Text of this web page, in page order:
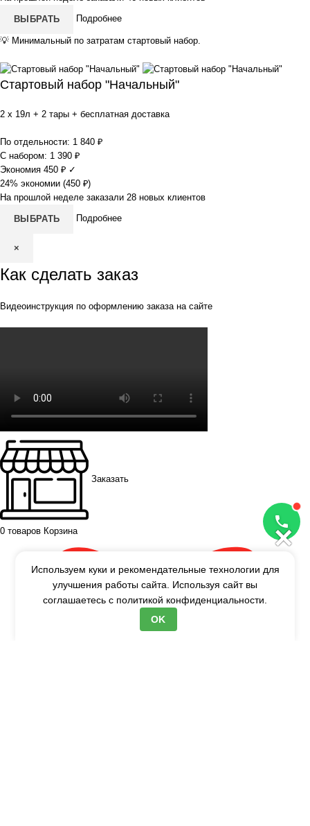
ВЫБРАТЬ Подробнее
💡 Минимальный по затратам стартовый набор.
Стартовый набор "Начальный"
2 x 19л + 2 тары + бесплатная доставка
По отдельности: 1 840 ₽
С набором: 1 390 ₽
Экономия 450 ₽ ✓
24% экономии (450 ₽)
На прошлой неделе заказали 28 новых клиентов
ВЫБРАТЬ Подробнее
×
Как сделать заказ
Видеоинструкция по оформлению заказа на сайте
Заказать
0 товаров Корзина ×
Используем куки и рекомендательные технологии для
улучшения работы сайта. Используя сайт вы
соглашаетесь с политикой конфиденциальности.
OK